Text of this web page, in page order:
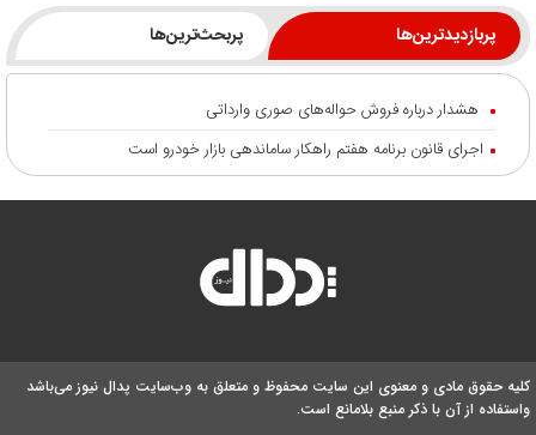
پربازدیدترین‌ها پربحث‌ترین‌ها
هشدار درباره فروش حواله‌های صوری وارداتی
اجرای قانون برنامه هفتم راهکار ساماندهی بازار خودرو است
کلیه حقوق مادی و معنوی این سایت محفوظ و متعلق به وب‌سایت پدال نیوز می‌باشد
واستفاده از آن با ذکر منبع بلامانع است.